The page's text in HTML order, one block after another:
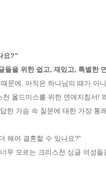
요?”
들을 위한 쉽고, 재밌고, 특별한
때문에, 아직은 하나님의 때가
올드미스를 위한 연애지침서!
한 가슴 속 질문에 대한 가장 통
해야 결혼할 수 있나요?”